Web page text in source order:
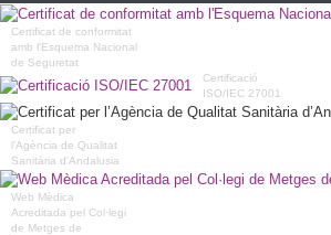
Certificat de conformitat
amb l'Esquema Nacional
de Seguretat
Certificació
ISO/IEC 27001
Certificat per
l’Agència de Qualitat
Sanitària d’Andalusia
Web Mèdica
Acreditada pel Col·legi
de Metges de